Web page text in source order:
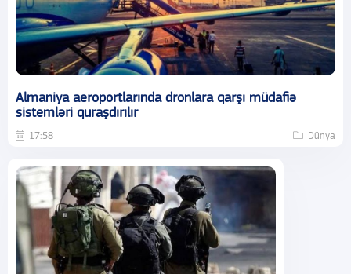
Almaniya aeroportlarında dronlara qarşı müdafiə
sistemləri quraşdırılır
17:58 Dünya